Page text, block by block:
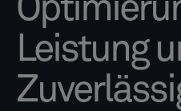
Leistung